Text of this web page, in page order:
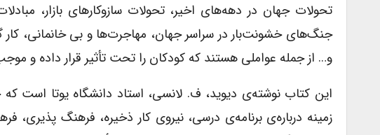
تحولات جهان در دهه‌های اخیر، تحولات سازوکارهای بازار،
جنگ‌های خشونت‌بار در سراسر جهان، مهاجرت‌ها و بی خانمانی،
و… از جمله عواملی هستند که کودکان را تحت تأثیر قرار داده و
این کتاب نوشته‌ی دیوید، ف. لانسی، استاد دانشگاه یوتا
زمینه‌ درباره‌ی برنامه‌ی درسی، نیروی کار ذخیره، فرهنگ پذیری،